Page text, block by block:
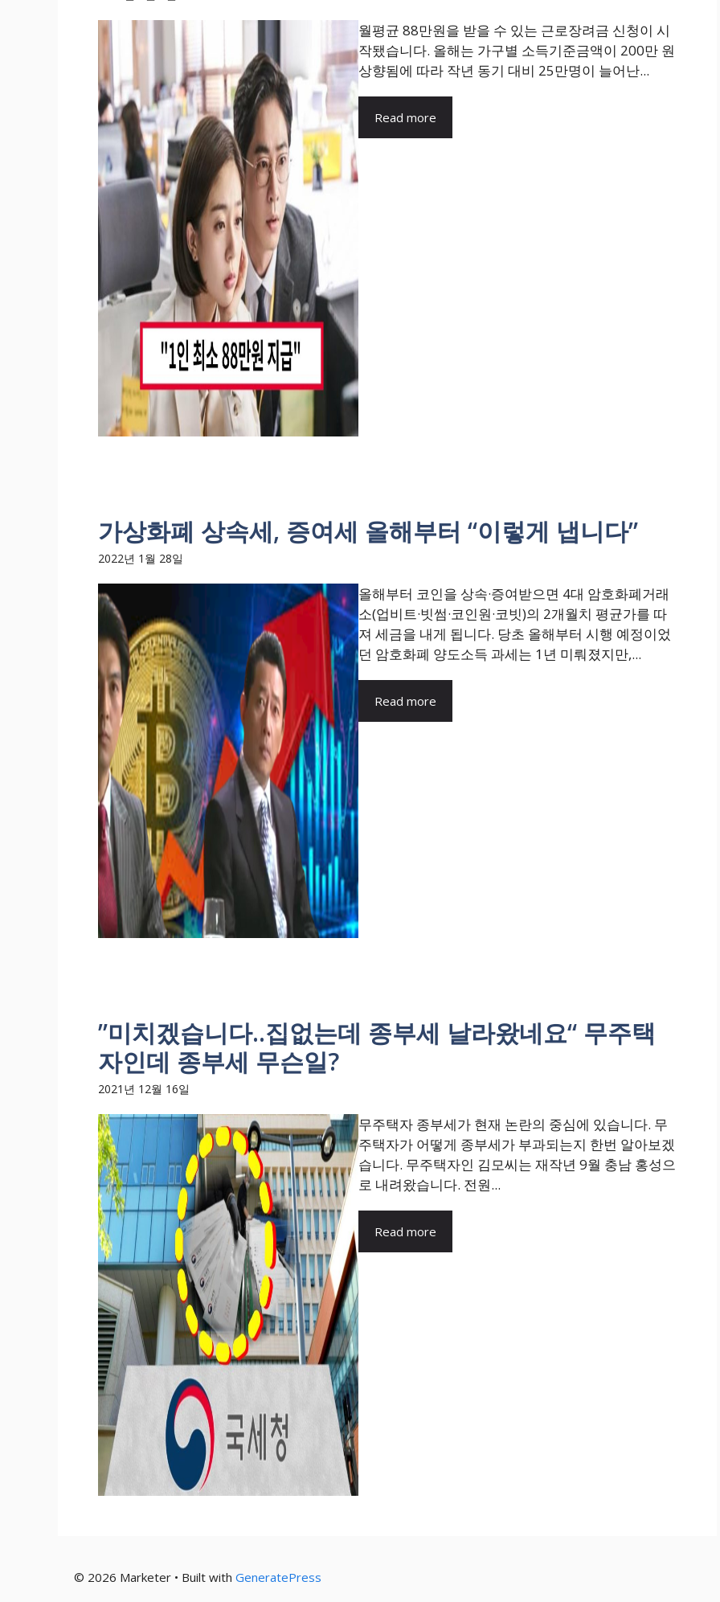
월평균 88만원을 받을 수 있는 근로장려금 신청이 시
작됐습니다. 올해는 가구별 소득기준금액이 200만 원
상향됨에 따라 작년 동기 대비 25만명이 늘어난...
Read more
가상화폐 상속세, 증여세 올해부터 “이렇게 냅니다”
2022년 1월 28일
올해부터 코인을 상속·증여받으면 4대 암호화폐거래
소(업비트·빗썸·코인원·코빗)의 2개월치 평균가를 따
져 세금을 내게 됩니다. 당초 올해부터 시행 예정이었
던 암호화폐 양도소득 과세는 1년 미뤄졌지만,...
Read more
”미치겠습니다..집없는데 종부세 날라왔네요“ 무주택
자인데 종부세 무슨일?
2021년 12월 16일
무주택자 종부세가 현재 논란의 중심에 있습니다. 무
주택자가 어떻게 종부세가 부과되는지 한번 알아보겠
습니다. 무주택자인 김모씨는 재작년 9월 충남 홍성으
로 내려왔습니다. 전원...
Read more
© 2026 Marketer • Built with GeneratePress